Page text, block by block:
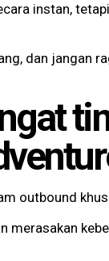
instan,
dan jangan
outbound
merasakan